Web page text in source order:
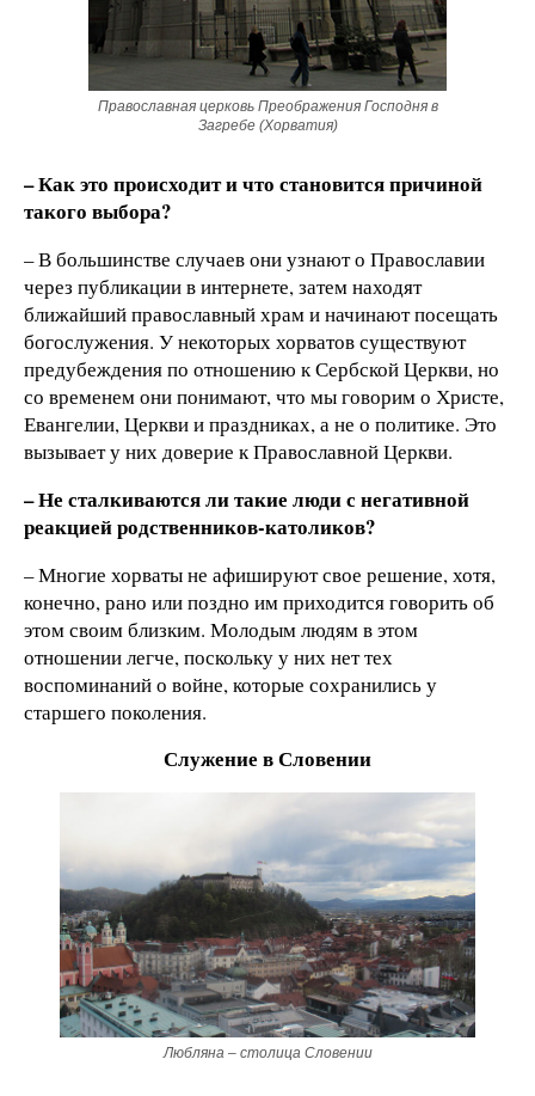
Православная церковь Преображения Господня в
Загребе (Хорватия)
– Как это происходит и что становится причиной
такого выбора?
– В большинстве случаев они узнают о Православии
через публикации в интернете, затем находят
ближайший православный храм и начинают посещать
богослужения. У некоторых хорватов существуют
предубеждения по отношению к Сербской Церкви, но
со временем они понимают, что мы говорим о Христе,
Евангелии, Церкви и праздниках, а не о политике. Это
вызывает у них доверие к Православной Церкви.
– Не сталкиваются ли такие люди с негативной
реакцией родственников-католиков?
– Многие хорваты не афишируют свое решение, хотя,
конечно, рано или поздно им приходится говорить об
этом своим близким. Молодым людям в этом
отношении легче, поскольку у них нет тех
воспоминаний о войне, которые сохранились у
старшего поколения.
Служение в Словении
Любляна – столица Словении